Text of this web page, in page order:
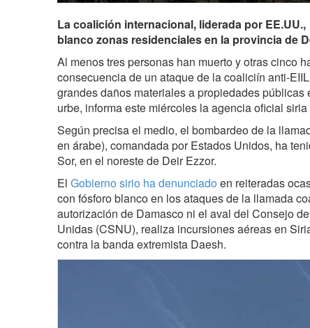
La coalición internacional, liderada por
blanco zonas residenciales en la provincia de
Al menos tres personas han muerto y otras cinco
consecuencia de un ataque de la coaliciín anti-
grandes daños materiales a propiedades públicas
urbe, informa este miércoles la agencia oficial
Según precisa el medio, el bombardeo de la
en árabe), comandada por Estados Unidos, ha
Sor, en el noreste de Deir Ezzor.
El Gobierno sirio ha denunciado en reiteradas
con fósforo blanco en los ataques de la llamada
autorización de Damasco ni el aval del Consejo
Unidas (CSNU), realiza incursiones aéreas en
contra la banda extremista Daesh.